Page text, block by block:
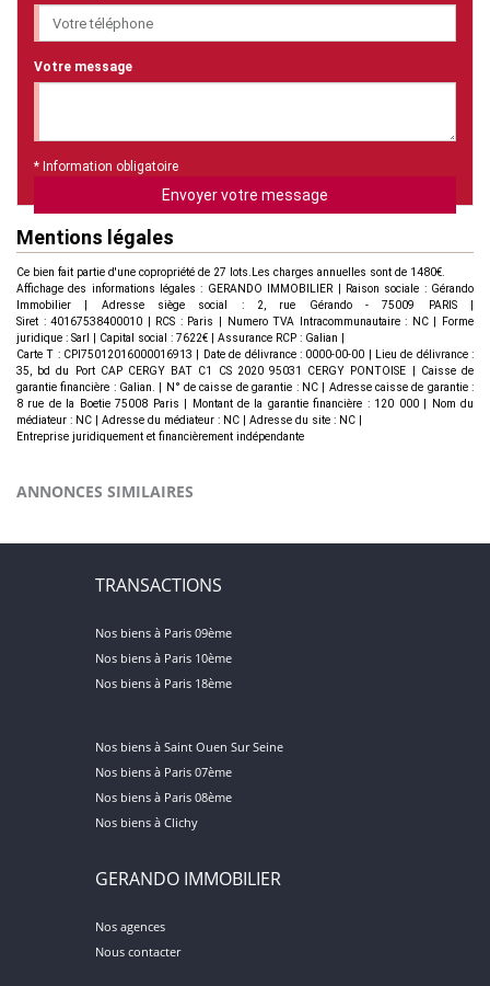
Votre message
* Information obligatoire
Envoyer votre message
Mentions légales
Ce bien fait partie d'une copropriété de 27 lots.Les charges annuelles sont de 1480€.
Affichage des informations légales : GERANDO IMMOBILIER | Raison sociale : Gérando
Immobilier | Adresse siège social : 2, rue Gérando - 75009 PARIS |
Siret : 40167538400010 | RCS : Paris | Numero TVA Intracommunautaire : NC | Forme
juridique : Sarl | Capital social : 7622€ | Assurance RCP : Galian |
Carte T : CPI75012016000016913 | Date de délivrance : 0000-00-00 | Lieu de délivrance :
35, bd du Port CAP CERGY BAT C1 CS 2020 95031 CERGY PONTOISE | Caisse de
garantie financière : Galian. | N° de caisse de garantie : NC | Adresse caisse de garantie :
8 rue de la Boetie 75008 Paris | Montant de la garantie financière : 120 000 | Nom du
médiateur : NC | Adresse du médiateur : NC | Adresse du site : NC |
Entreprise juridiquement et financièrement indépendante
ANNONCES SIMILAIRES
TRANSACTIONS
Nos biens à Paris 09ème
Nos biens à Paris 10ème
Nos biens à Paris 18ème
Nos biens à Saint Ouen Sur Seine
Nos biens à Paris 07ème
Nos biens à Paris 08ème
Nos biens à Clichy
GERANDO IMMOBILIER
Nos agences
Nous contacter